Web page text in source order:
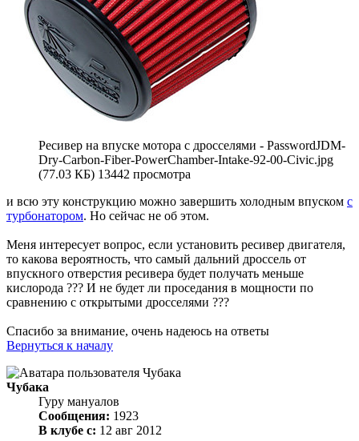
Ресивер на впуске мотора с дросселями - PasswordJDM-
Dry-Carbon-Fiber-PowerChamber-Intake-92-00-Civic.jpg
(77.03 КБ) 13442 просмотра
и всю эту конструкцию можно завершить холодным впуском с
турбонатором. Но сейчас не об этом.
Меня интересует вопрос, если установить ресивер двигателя,
то какова вероятность, что самый дальний дроссель от
впускного отверстия ресивера будет получать меньше
кислорода ??? И не будет ли проседания в мощности по
сравнению с открытыми дросселями ???
Спасибо за внимание, очень надеюсь на ответы
Вернуться к началу
Чубака
Гуру мануалов
Сообщения: 1923
В клубе с: 12 авг 2012